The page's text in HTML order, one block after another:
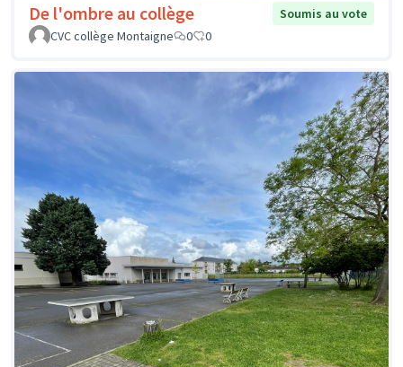
De l'ombre au collège
Soumis au vote
CVC collège Montaigne
0 0